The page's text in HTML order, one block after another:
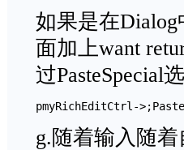
如果是在Dialog
面加上want
过PasteSpecial
g.随着输入随